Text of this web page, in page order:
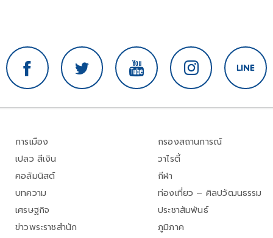
การเมือง
เปลว สีเงิน
คอลัมนิสต์
บทความ
เศรษฐกิจ
ข่าวพระราชสำนัก
กรองสถานการณ์
วาไรตี้
กีฬา
ท่องเที่ยว – ศิลปวัฒนธรรม
ประชาสัมพันธ์
ภูมิภาค